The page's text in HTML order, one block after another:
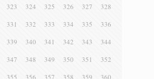
323 324 325 326 327
328
331 332 333 334 335
336
339 340 341 342 343
344
347 348 349 350 351
352